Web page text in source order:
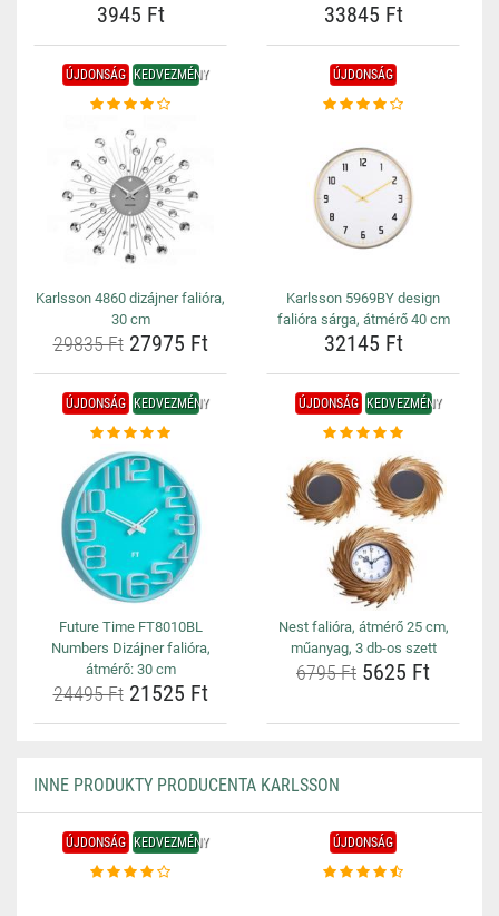
3945 Ft 33845 Ft
ÚJDONSÁG KEDVEZMÉNY
Karlsson 4860 dizájner falióra,
30 cm
29835 Ft27975 Ft
ÚJDONSÁG
Karlsson 5969BY design
falióra sárga, átmérő 40 cm
32145 Ft
ÚJDONSÁG KEDVEZMÉNY
Future Time FT8010BL
Numbers Dizájner falióra,
átmérő: 30 cm
24495 Ft21525 Ft
ÚJDONSÁG KEDVEZMÉNY
Nest falióra, átmérő 25 cm,
műanyag, 3 db-os szett
6795 Ft 5625 Ft
INNE PRODUKTY PRODUCENTA KARLSSON
ÚJDONSÁG KEDVEZMÉNY ÚJDONSÁG